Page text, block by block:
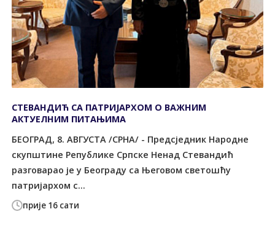
прије 16 сати
СТЕВАНДИЋ СА ПАТРИЈАРХОМ О ВАЖНИМ
АКТУЕЛНИМ ПИТАЊИМА
БЕОГРАД, 8. АВГУСТА /СРНА/ - Предсједник Народне
скупштине Републике Српске Ненад Стевандић
разговарао је у Београду са Његовом светошћу
патријархом с...